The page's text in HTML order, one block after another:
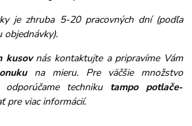
je zhruba 5-20 pracovných dní (podľa
objednávky).
kusovnás kontaktujte a pripravíme Vám
na mieru. Pre väčšie množstvo
odporúčame techniku tampo potlače-
pre viac informácií.